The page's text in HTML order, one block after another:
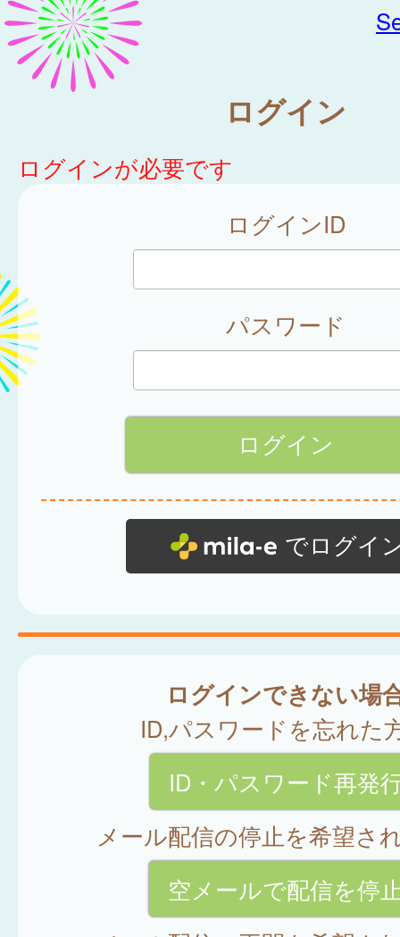
ログイン
ログインが必要です
ログインID
パスワード
でログイ
ログインできない場
ID,パスワードを忘れた
ID・パスワード再発
メール配信の停止を希望さ
空メールで配信を停